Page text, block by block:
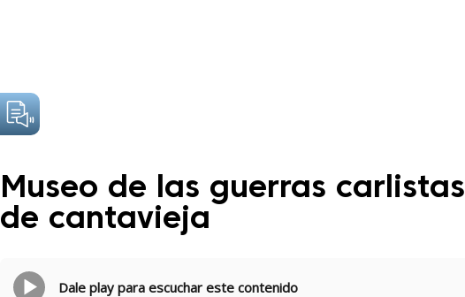
Museo de las guerras carlistas
de cantavieja
Dale play para escuchar este contenido